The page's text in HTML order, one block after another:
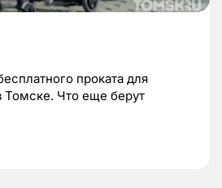
проката для
Томске. Что еще берут